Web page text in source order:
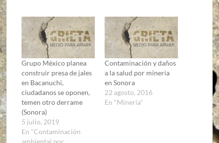
Grupo México planea
construir presa de jales
en Bacanuchi,
ciudadanos se oponen,
temen otro derrame
(Sonora)
5 julio, 2019
En "Contaminación
Contaminación y daños
a la salud por minería
en Sonora
22 agosto, 2016
En "Minería"